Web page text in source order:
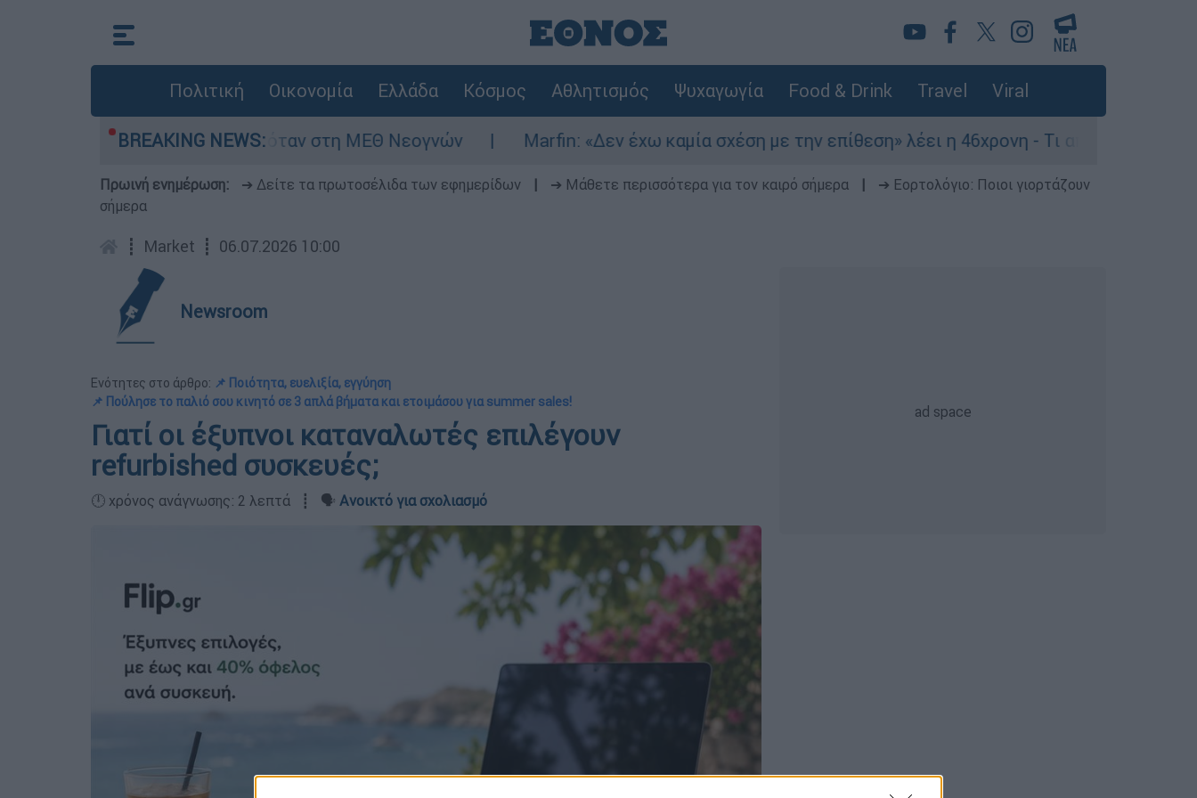
Πολιτική Οικονομία Ελλάδα Κόσμος Αθλητισμός Ψυχαγωγία Food & Drink Travel Viral
BREAKING NEWS:
8 ημερών - Νοσηλευόταν στη ΜΕΘ Νεογνών Marfin: «Δεν έχω καμία σχέση με την επίθεση» λέει η 46χρονη - Τι αποκάλυψε στους
Πρωινή ενημέρωση: ➔ Δείτε τα πρωτοσέλιδα των εφημερίδων ➔ Μάθετε περισσότερα για τον καιρό σήμερα
➔ Εορτολόγιο: Ποιοι γιορτάζουν
σήμερα
┋ Market ┋ 06.07.2026 10:00
Newsroom
Ενότητες στο άρθρο: 📌 Ποιότητα, ευελιξία, εγγύηση
📌 Πούλησε το παλιό σου κινητό σε 3 απλά βήματα και ετοιμάσου για summer sales!
Γιατί οι έξυπνοι καταναλωτές επιλέγουν
refurbished συσκευές;
🕛 χρόνος ανάγνωσης: 2 λεπτά ┋ 🗣️ Ανοικτό για σχολιασμό